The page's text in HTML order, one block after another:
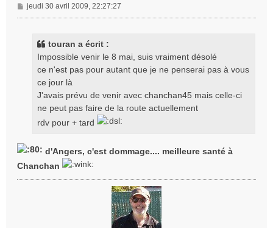
M
e
jeudi 30 avril 2009, 22:27:27
touran a écrit :
Impossible venir le 8 mai, suis vraiment désolé
ce n'est pas pour autant que je ne penserai pas à vous
ce jour là
J'avais prévu de venir avec chanchan45 mais celle-ci
ne peut pas faire de la route actuellement
rdv pour + tard
d'Angers, c'est dommage.... meilleure santé à
Chanchan